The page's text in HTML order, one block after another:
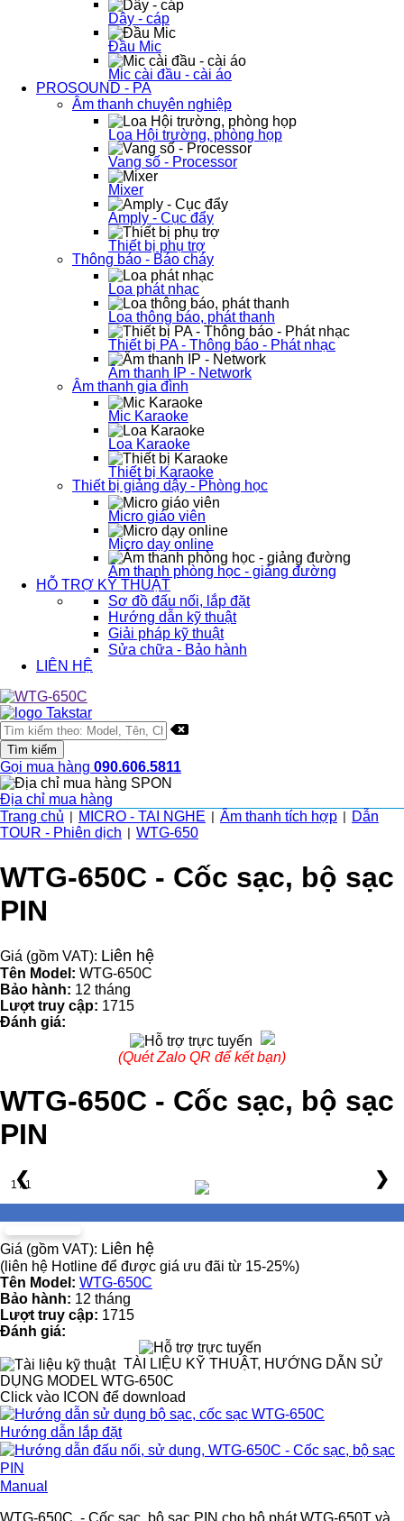
Dây - cáp
Đầu Mic
Mic cài đầu - cài áo
PROSOUND - PA
Âm thanh chuyên nghiệp
Loa Hội trường, phòng họp
Vang số - Processor
Mixer
Amply - Cục đẩy
Thiết bị phụ trợ
Thông báo - Báo cháy
Loa phát nhạc
Loa thông báo, phát thanh
Thiết bị PA - Thông báo - Phát nhạc
Âm thanh IP - Network
Âm thanh gia đình
Mic Karaoke
Loa Karaoke
Thiết bị Karaoke
Thiết bị giảng dậy - Phòng học
Micro giáo viên
Micro dạy online
Âm thanh phòng học - giảng đường
HỖ TRỢ KỸ THUẬT
Sơ đồ đấu nối, lắp đặt
Hướng dẫn kỹ thuật
Giải pháp kỹ thuật
Sửa chữa - Bảo hành
LIÊN HỆ
Gọi mua hàng 090.606.5811
Địa chỉ mua hàng
Trang chủ
MICRO - TAI NGHE Âm thanh tích hợp
Dẫn
TOUR - Phiên dịch
WTG-650
WTG-650C - Cốc sạc, bộ sạc
PIN
Giá (gồm VAT): Liên hệ
Tên Model: WTG-650C
Bảo hành: 12 tháng
Lượt truy cập: 1715
Đánh giá:
(Quét Zalo QR để kết bạn)
WTG-650C - Cốc sạc, bộ sạc
PIN
1 / 1
❮ ❯
Giá (gồm VAT): Liên hệ
(liên hệ Hotline để được giá ưu đãi từ 15-25%)
Tên Model: WTG-650C
Bảo hành: 12 tháng
Lượt truy cập: 1715
Đánh giá:
TÀI LIỆU KỸ THUẬT, HƯỚNG DẪN SỬ
DỤNG MODEL WTG-650C
Click vào ICON để download
Hướng dẫn lắp đặt
Manual
WTG-650C - Cốc sạc, bộ sạc PIN cho bộ phát WTG-650T và